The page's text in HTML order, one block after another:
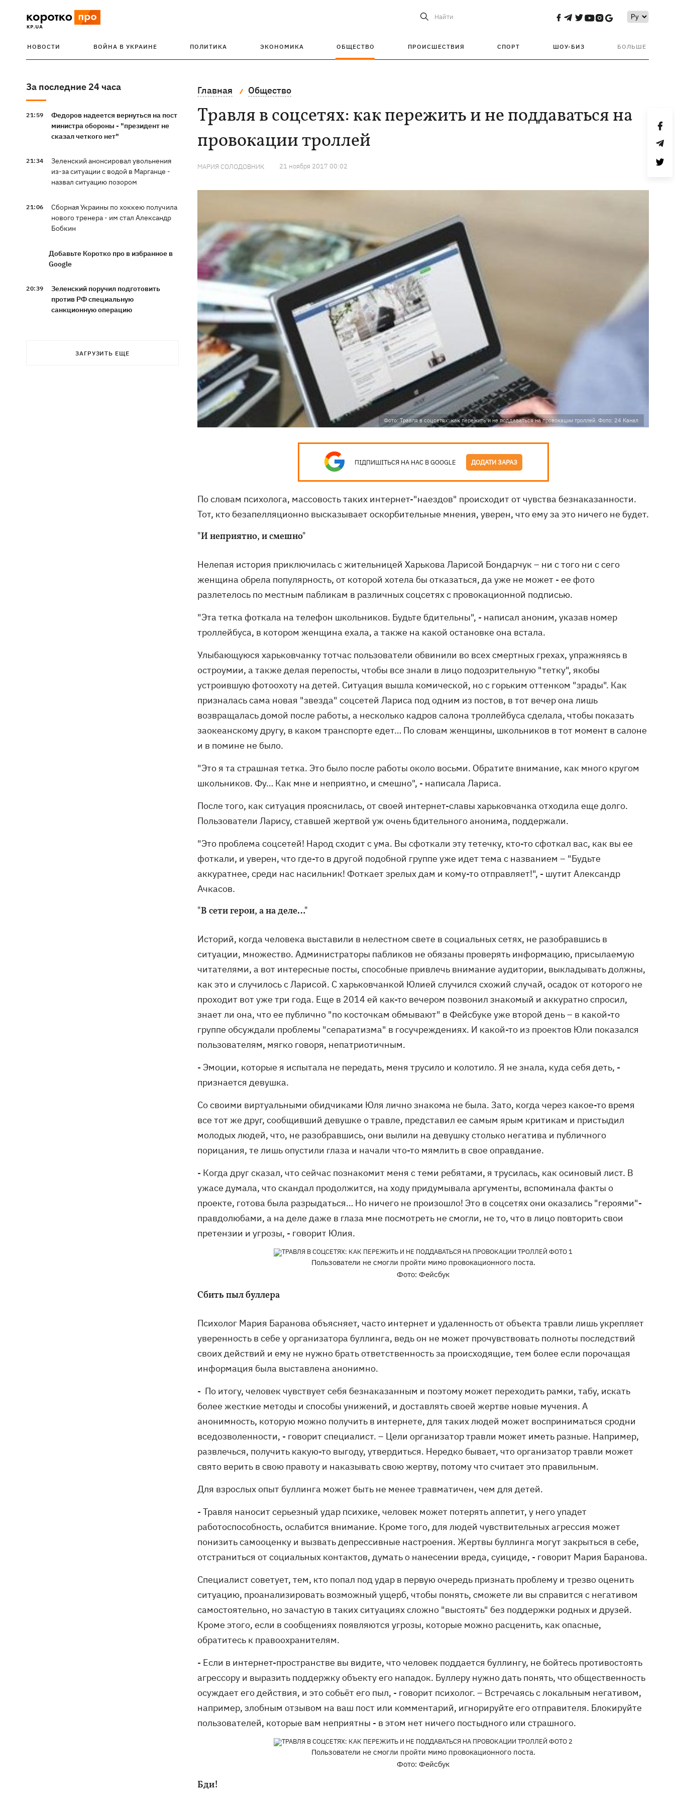
Найти
НОВОСТИ ВОЙНА В УКРАИНЕ ПОЛИТИКА ЭКОНОМИКА ОБЩЕСТВО ПРОИСШЕСТВИЯ СПОРТ ШОУ-БИЗ БОЛЬШЕ
За последние 24 часа
21:59
Федоров надеется вернуться на пост
министра обороны - "президент не
сказал четкого нет"
21:34
Зеленский анонсировал увольнения
из-за ситуации с водой в Марганце -
назвал ситуацию позором
21:06
Сборная Украины по хоккею получила
нового тренера - им стал Александр
Бобкин
Добавьте Коротко про в избранное в
Google
20:39
Зеленский поручил подготовить
против РФ специальную
санкционную операцию
ЗАГРУЗИТЬ ЕЩЕ
Главная Общество
Травля в соцсетях: как пережить и не поддаваться на
провокации троллей
МАРИЯ СОЛОДОВНИК 21 ноября 2017 00:02
Фото: Травля в соцсетях: как пережить и не поддаваться на провокации троллей. Фото: 24 Канал
ПІДПИШІТЬСЯ НА НАС В GOOGLE ДОДАТИ ЗАРАЗ
По словам психолога, массовость таких интернет-"наездов" происходит от чувства безнаказанности.
Тот, кто безапелляционно высказывает оскорбительные мнения, уверен, что ему за это ничего не будет.
"И неприятно, и смешно"
Нелепая история приключилась с жительницей Харькова Ларисой Бондарчук – ни с того ни с сего
женщина обрела популярность, от которой хотела бы отказаться, да уже не может - ее фото
разлетелось по местным пабликам в различных соцсетях с провокационной подписью.
"Эта тетка фоткала на телефон школьников. Будьте бдительны", - написал аноним, указав номер
троллейбуса, в котором женщина ехала, а также на какой остановке она встала.
Улыбающуюся харьковчанку тотчас пользователи обвинили во всех смертных грехах, упражняясь в
остроумии, а также делая перепосты, чтобы все знали в лицо подозрительную "тетку", якобы
устроившую фотоохоту на детей. Ситуация вышла комической, но с горьким оттенком "зрады". Как
призналась сама новая "звезда" соцсетей Лариса под одним из постов, в тот вечер она лишь
возвращалась домой после работы, а несколько кадров салона троллейбуса сделала, чтобы показать
заокеанскому другу, в каком транспорте едет… По словам женщины, школьников в тот момент в салоне
и в помине не было.
"Это я та страшная тетка. Это было после работы около восьми. Обратите внимание, как много кругом
школьников. Фу… Как мне и неприятно, и смешно", - написала Лариса.
После того, как ситуация прояснилась, от своей интернет-славы харьковчанка отходила еще долго.
Пользователи Ларису, ставшей жертвой уж очень бдительного анонима, поддержали.
"Это проблема соцсетей! Народ сходит с ума. Вы сфоткали эту тетечку, кто-то сфоткал вас, как вы ее
фоткали, и уверен, что где-то в другой подобной группе уже идет тема с названием – "Будьте
аккуратнее, среди нас насильник! Фоткает зрелых дам и кому-то отправляет!", - шутит Александр
Ачкасов.
"В сети герои, а на деле…"
Историй, когда человека выставили в нелестном свете в социальных сетях, не разобравшись в
ситуации, множество. Администраторы пабликов не обязаны проверять информацию, присылаемую
читателями, а вот интересные посты, способные привлечь внимание аудитории, выкладывать должны,
как это и случилось с Ларисой. С харьковчанкой Юлией случился схожий случай, осадок от которого не
проходит вот уже три года. Еще в 2014 ей как-то вечером позвонил знакомый и аккуратно спросил,
знает ли она, что ее публично "по косточкам обмывают" в Фейсбуке уже второй день – в какой-то
группе обсуждали проблемы "сепаратизма" в госучреждениях. И какой-то из проектов Юли показался
пользователям, мягко говоря, непатриотичным.
- Эмоции, которые я испытала не передать, меня трусило и колотило. Я не знала, куда себя деть, -
признается девушка.
Со своими виртуальными обидчиками Юля лично знакома не была. Зато, когда через какое-то время
все тот же друг, сообщивший девушке о травле, представил ее самым ярым критикам и пристыдил
молодых людей, что, не разобравшись, они вылили на девушку столько негатива и публичного
порицания, те лишь опустили глаза и начали что-то мямлить в свое оправдание.
- Когда друг сказал, что сейчас познакомит меня с теми ребятами, я трусилась, как осиновый лист. В
ужасе думала, что скандал продолжится, на ходу придумывала аргументы, вспоминала факты о
проекте, готова была разрыдаться… Но ничего не произошло! Это в соцсетях они оказались "героями"-
правдолюбами, а на деле даже в глаза мне посмотреть не смогли, не то, что в лицо повторить свои
претензии и угрозы, - говорит Юлия.
Пользователи не смогли пройти мимо провокационного поста.
Фото: Фейсбук
Сбить пыл буллера
Психолог Мария Баранова объясняет, часто интернет и удаленность от объекта травли лишь укрепляет
уверенность в себе у организатора буллинга, ведь он не может прочувствовать полноты последствий
своих действий и ему не нужно брать ответственность за происходящие, тем более если порочащая
информация была выставлена анонимно.
- По итогу, человек чувствует себя безнаказанным и поэтому может переходить рамки, табу, искать
более жесткие методы и способы унижений, и доставлять своей жертве новые мучения. А
анонимность, которую можно получить в интернете, для таких людей может восприниматься сродни
вседозволенности, - говорит специалист. – Цели организатор травли может иметь разные. Например,
развлечься, получить какую-то выгоду, утвердиться. Нередко бывает, что организатор травли может
свято верить в свою правоту и наказывать свою жертву, потому что считает это правильным.
Для взрослых опыт буллинга может быть не менее травматичен, чем для детей.
- Травля наносит серьезный удар психике, человек может потерять аппетит, у него упадет
работоспособность, ослабится внимание. Кроме того, для людей чувствительных агрессия может
понизить самооценку и вызвать депрессивные настроения. Жертвы буллинга могут закрыться в себе,
отстраниться от социальных контактов, думать о нанесении вреда, суициде, - говорит Мария Баранова.
Специалист советует, тем, кто попал под удар в первую очередь признать проблему и трезво оценить
ситуацию, проанализировать возможный ущерб, чтобы понять, сможете ли вы справится с негативом
самостоятельно, но зачастую в таких ситуациях сложно "выстоять" без поддержки родных и друзей.
Кроме этого, если в сообщениях появляются угрозы, которые можно расценить, как опасные,
обратитесь к правоохранителям.
- Если в интернет-пространстве вы видите, что человек поддается буллингу, не бойтесь противостоять
агрессору и выразить поддержку объекту его нападок. Буллеру нужно дать понять, что общественность
осуждает его действия, и это собьёт его пыл, - говорит психолог. – Встречаясь с локальным негативом,
например, злобным отзывом на ваш пост или комментарий, игнорируйте его отправителя. Блокируйте
пользователей, которые вам неприятны - в этом нет ничего постыдного или страшного.
Пользователи не смогли пройти мимо провокационного поста.
Фото: Фейсбук
Бди!